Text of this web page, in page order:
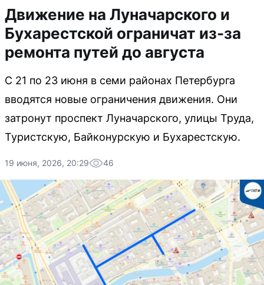
Движение на Луначарского и
Бухарестской ограничат из-за
ремонта путей до августа
С 21 по 23 июня в семи районах Петербурга
вводятся новые ограничения движения. Они
затронут проспект Луначарского, улицы Труда,
Туристскую, Байконурскую и Бухарестскую.
19 июня, 2026, 20:29 46